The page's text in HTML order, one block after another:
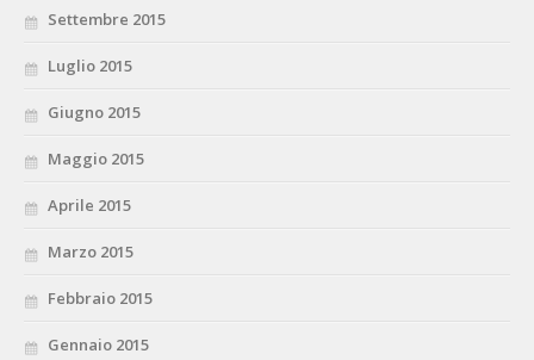
Settembre 2015
Luglio 2015
Giugno 2015
Maggio 2015
Aprile 2015
Marzo 2015
Febbraio 2015
Gennaio 2015